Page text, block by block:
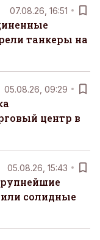
все отвечать
07.08.26, 16:51
танкеры на
05.08.26, 09:29
центр в
05.08.26, 15:43
солидные